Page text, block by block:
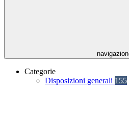
Categorie
Disposizioni generali 155